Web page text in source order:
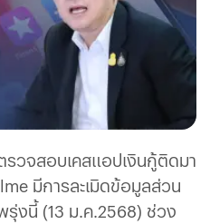
รวจสอบเคสแอปเงินกู้ติดมา
มีการละเมิดข้อมูลส่วน
งนี้ (13 ม.ค.2568) ช่วง